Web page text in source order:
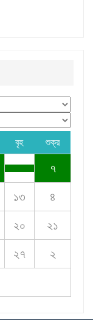
বৃহ শুক্র
৭
১৩ ৪
২০ ২১
২৭ ২